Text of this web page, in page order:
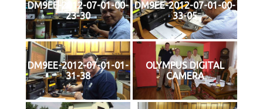
DM9EE-2012-07-01-00-
23-30
DM9EE-2012-07-01-00-
33-05
DM9EE-2012-07-01-01-
31-38
OLYMPUS DIGITAL
CAMERA